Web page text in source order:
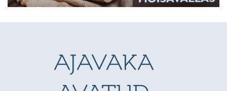
AJAVAKA